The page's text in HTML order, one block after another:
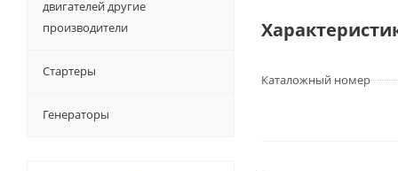
Каталожный номер
двигателей другие
производители
Стартеры
Генераторы